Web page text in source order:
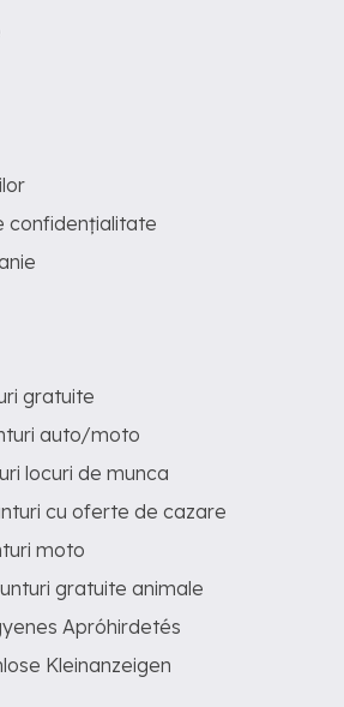
confidențialitate
gratuite
auto/moto
locuri de munca
cu oferte de cazare
moto
gratuite animale
Apróhirdetés
Kleinanzeigen